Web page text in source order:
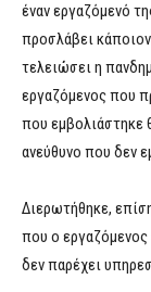
έναν εργαζόμενό
προσλάβει κάποιον
τελειώσει η
εργαζόμενος που
που εμβολιάστηκε
ανεύθυνο που δεν
Διερωτήθηκε,
που ο
δεν παρέχει